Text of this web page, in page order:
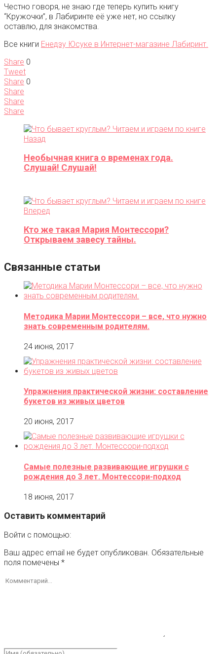
Честно говоря, не знаю где теперь купить книгу
“Кружочки”, в Лабиринте её уже нет, но ссылку
оставлю, для знакомства.
Все книги Енедзу Юсуке в Интернет-магазине Лабиринт.
Share 0
Tweet
Share 0
Share
Share
Share
Назад
Необычная книга о временах года.
Слушай! Слушай!
Вперед
Кто же такая Мария Монтессори?
Открываем завесу тайны.
Связанные статьи
Методика Марии Монтессори – все, что нужно
знать современным родителям.
24 июня, 2017
Упражнения практической жизни: составление
букетов из живых цветов
20 июня, 2017
Самые полезные развивающие игрушки с
рождения до 3 лет. Монтессори-подход
18 июня, 2017
Оставить комментарий
Войти с помощью:
Ваш адрес email не будет опубликован. Обязательные
поля помечены *